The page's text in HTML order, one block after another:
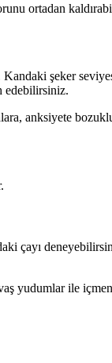
ortadan
şeker
edebilirsiniz.
anksiyete
çayı
yudumlar ile